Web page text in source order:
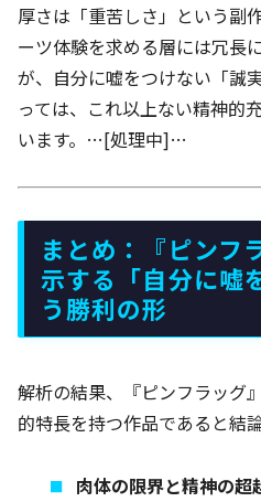
厚さは「重苦しさ」という副
ーツ体験を求める層には冗長
が、自分に嘘をつけない「誠
っては、これ以上ない精神的
います。…[処理中]…
まとめ：『ピンフ
示する「自分に嘘
う勝利の形
解析の結果、『ピンフラッグ
的特長を持つ作品であると結
肉体の限界と精神の超